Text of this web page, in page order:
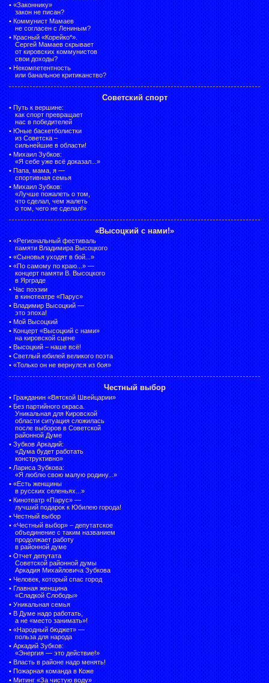
• «Законнику»
закон не писан?
• Коммунист Мамаев
не согласен с Лениным?
• Красный «Корейко*».
Сергей Мамаев скрывает
от кировских коммунистов
свои доходы?
• Некомпетентность
или банальное критиканство?
Советский спорт
• Путь к вершине:
как спорт превращает
нас в победителей
• Юные баскетболистки
из Советска –
сильнейшие в области!
• Михаил Зубков:
«Я себе уже всё доказал...»
• Папа, мама, я —
спортивная семья
• Михаил Зубков:
«Лучше пожалеть о том,
что сделал, чем жалеть
о том, чего не сделал!»
«Высоцкий с нами!»
• «Региональный фестиваль
памяти Владимира Высоцкого
• «Сыновья уходят в бой...»
• «По самому по краю...» —
концерт памяти В. Высоцкого
в Ярграде
• Час поэзии
в кинотеатре «Парус»
• Владимир Высоцкий —
это эпоха!
• Мой Высоцкий
• Концерт «Высоцкий с нами»
на кировской сцене
• Высоцкий – наше всё!
• Светлый юбилей великого поэта
• «Только он не вернулся из боя»
Честный выбор
• Гражданин «Вятской Швейцарии»
• Без партийного окраса.
Уникальная для Кировской
области ситуация сложилась
после выборов в Советской
районной Думе
• Зубков Аркадий:
«Дума будет работать
конструктивно»
• Лариса Зубкова:
«Я люблю свою малую родину...»
• «Есть женщины
в русских селеньях...»
• Кинотеатр «Парус» —
лучший подарок к Юбилею города!
• Честный выбор
• «Честный выбор» – депутатское
объединение с таким названием
продолжает работу
в районной думе
• Отчет депутата
Советской районной думы
Аркадия Михайловича Зубкова
• Человек, который спас город
• Главная женщина
«Сладкой Слободы»
• Уникальная семья
• В Думе надо работать,
а не «место занимать»!
• «Народный бюджет» —
польза для народа
• Аркадий Зубков:
«Энергия — это действие!»
• Власть в районе надо менять!
• Пожарная команда в Коже
• Митинг «За чистую воду»